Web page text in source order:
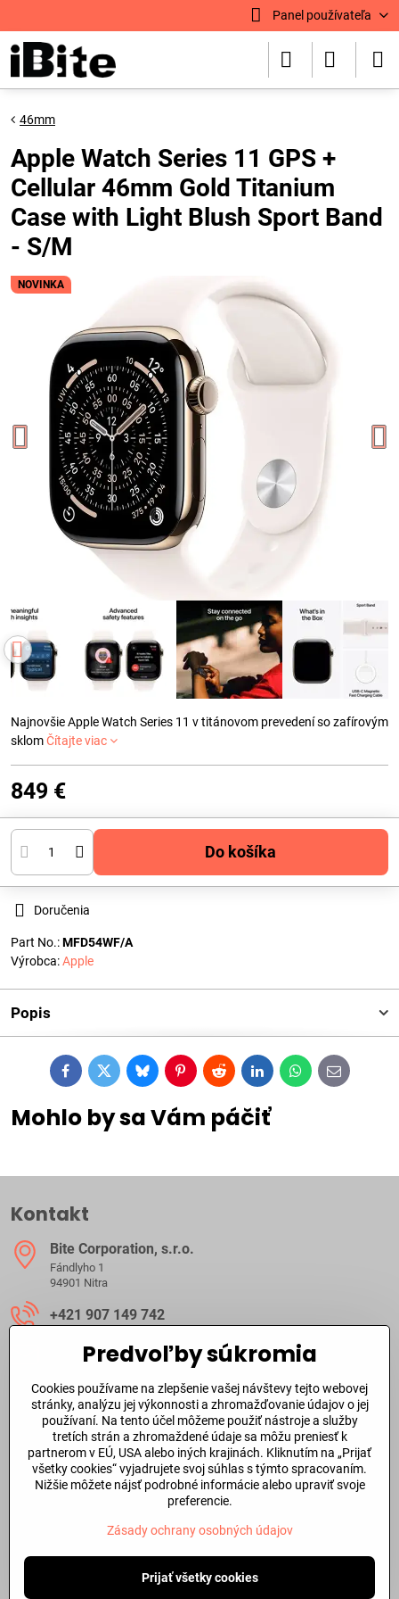
Panel používateľa
NOVINKA
46mm
Apple Watch Series 11 GPS +
Cellular 46mm Gold Titanium
Case with Light Blush Sport Band
- S/M
Najnovšie Apple Watch Series 11 v titánovom prevedení so zafírovým
sklomČítajte viac
849 €
Do košíka
Doručenia
Part No.:MFD54WF/A
Výrobca:Apple
Popis
FacebookTwitterBlueskyPinterestRedditLinkedInWhatsApp
E-
mail
Mohlo by sa Vám páčiť
Kontakt
Bite Corporation, s​.r​.o​.
Fándlyho 1
94901 Nitra
+421 907 149 742
ibite​@ibite​.sk
Ako dlho trvá dodanie?
O skladových zásobách a dodacej doby tovaru sa môžete
informovať aj telefonickyalebo prostredníctvomemailu.
©2026Copyright
Predvoľby súkromiaZásady ochrany osobných údajov
Predvoľby súkromia
Cookies používame na zlepšenie vašej návštevy tejto webovej
stránky, analýzu jej výkonnosti a zhromažďovanie údajov o jej
používaní. Na tento účel môžeme použiť nástroje a služby
tretích strán a zhromaždené údaje sa môžu preniesť k
partnerom v EÚ, USA alebo iných krajinách. Kliknutím na „Prijať
všetky cookies“ vyjadrujete svoj súhlas s týmto spracovaním.
Nižšie môžete nájsť podrobné informácie alebo upraviť svoje
preferencie.
Zásady ochrany osobných údajov
Prijať všetky cookies